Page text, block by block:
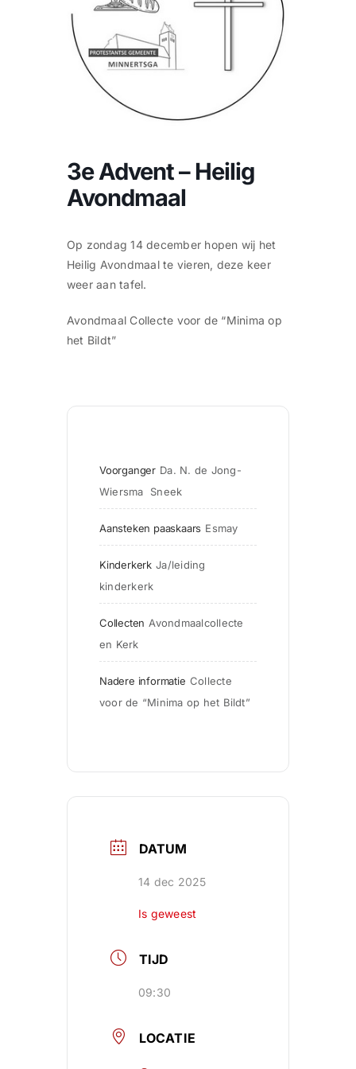
CONTACT |
3e Advent – Heilig
Avondmaal
Op zondag 14 december hopen wij het
Heilig Avondmaal te vieren, deze keer
weer aan tafel.
Avondmaal Collecte voor de “Minima op
het Bildt”
Voorganger Da. N. de Jong-
Wiersma  Sneek
Aansteken paaskaars Esmay
Kinderkerk Ja/leiding
kinderkerk
Collecten Avondmaalcollecte
en Kerk
Nadere informatie Collecte
voor de “Minima op het Bildt”
DATUM
14 dec 2025
Is geweest
TIJD
09:30
LOCATIE